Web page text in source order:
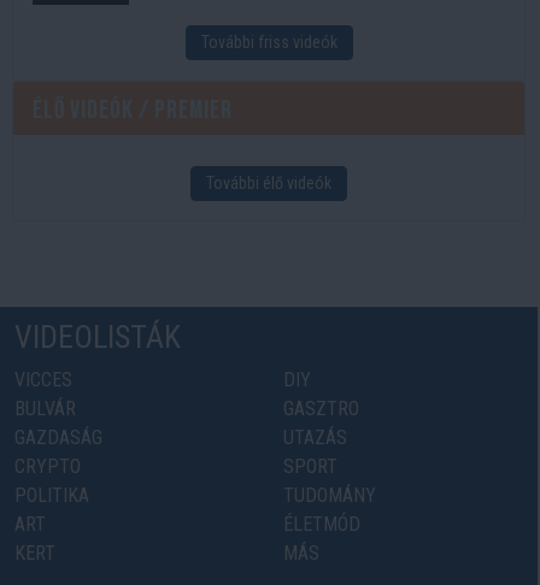
További friss videók
További élő videók
VIDEOLISTÁK
VICCES
BULVÁR
GAZDASÁG
CRYPTO
POLITIKA
ART
KERT
DIY
GASZTRO
UTAZÁS
SPORT
TUDOMÁNY
ÉLETMÓD
MÁS